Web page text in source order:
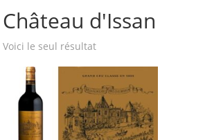
Château d'Issan
Voici le seul résultat